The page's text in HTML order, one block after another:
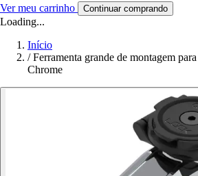
Ver meu carrinho Continuar comprando
Loading...
Início
/ Ferramenta grande de montagem
Chrome